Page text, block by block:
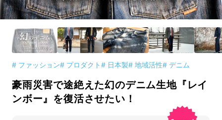
# ファッション# プロダクト# 日本製# 地域活性# デニム
豪雨災害で途絶えた幻のデニム生地『レイ
ンボー』を復活させたい！